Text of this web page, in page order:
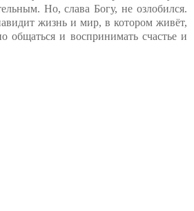
Но, слава Богу, не озлобился.
жизнь и мир, в котором живёт,
общаться и воспринимать счастье и